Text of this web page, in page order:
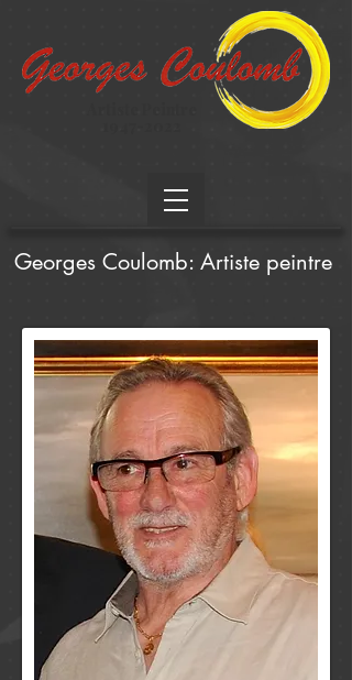
Georges Coulomb: Artiste peintre